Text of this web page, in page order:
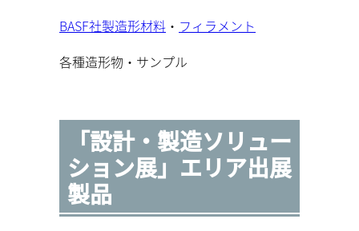
BASF社製造形材料 ・ フィラメント
各種造形物・サンプル
「設計・製造ソリュー
ション展」エリア出展
製品